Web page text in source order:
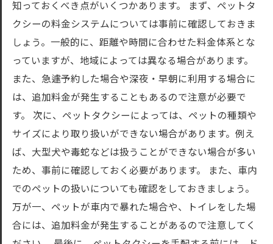
知っておくべき点がいくつかあります。 まず、ペットタ
クシーの料金システムについては事前に確認しておきま
しょう。一般的に、距離や時間に合わせた料金体系とな
っていますが、地域によっては異なる場合があります。
また、急遽予約した場合や深夜・早朝に利用する場合に
は、追加料金が発生することもあるので注意が必要で
す。 次に、ペットタクシーによっては、ペットの種類や
サイズにより取り扱いができない場合があります。例え
ば、大型犬や毒蛇などは扱うことができない場合が多い
ため、事前に確認しておく必要があります。 また、車内
でのペットの扱いについても確認をしておきましょう。
万が一、ペットが車内で暴れた場合や、トイレをした場
合には、追加料金が発生することがあるので注意してく